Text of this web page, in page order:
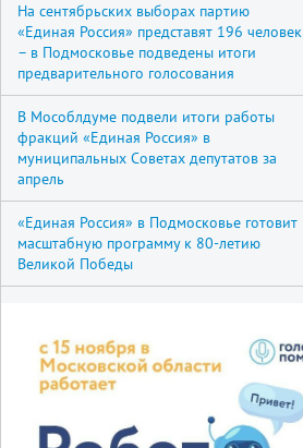
На сентябрьских выборах партию
«Единая Россия» представят 196 человек
– в Подмосковье подведены итоги
предварительного голосования
В Мособлдуме подвели итоги работы
фракций «Единая Россия» в
муниципальных Советах депутатов за
апрель
«Единая Россия» в Подмосковье готовит
масштабную программу к 80-летию
Великой Победы